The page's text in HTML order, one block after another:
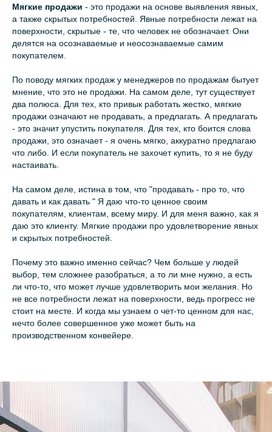
Мягкие продажи - это продажи на основе выявления явных,
а также скрытых потребностей. Явные потребности лежат на
поверхности, скрытые - те, что человек не обозначает. Они
делятся на осознаваемые и неосознаваемые самим
покупателем.
По поводу мягких продаж у менеджеров по продажам бытует
мнение, что это не продажи. На самом деле, тут существует
два полюса. Для тех, кто привык работать жестко, мягкие
продажи означают не продавать, а предлагать. А предлагать
- это значит упустить покупателя. Для тех, кто боится слова
продажи, это означает - я очень мягко, аккуратно предлагаю
что либо. И если покупатель не захочет купить, то я не буду
настаивать.
На самом деле, истина в том, что "продавать - про то, что
давать и как давать " Я даю что-то ценное своим
покупателям, клиентам, всему миру. И для меня важно, как я
даю это клиенту. Мягкие продажи про удовлетворение явных
и скрытых потребностей.
Почему это важно именно сейчас? Чем больше у людей
выбор, тем сложнее разобраться, а то ли мне нужно, а есть
ли что-то, что может лучше удовлетворить мои желания. Но
не все потребности лежат на поверхности, ведь прогресс не
стоит на месте. И когда мы узнаем о чет-то ценном для нас,
нечто более совершенное уже может быть на
производственном конвейере.